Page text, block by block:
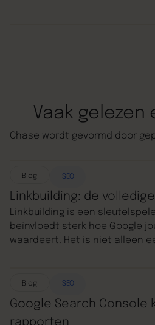
Vaak gelezen
Chase wordt gevormd door
Blog SEO
Linkbuilding: de
Linkbuilding is een
beïnvloedt sterk hoe Google
waardeert. Het is niet alleen
belangrijkste rankingfactoren,
kwaliteit van de content en
Dit onderstreept waarom een
Blog SEO
Google Search Console